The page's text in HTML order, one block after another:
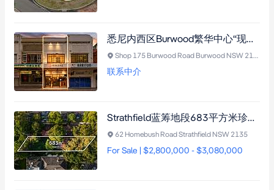
悉尼内西区Burwood繁华中心“现金牛”临街商铺：长期资深租户+全包支出，步行可至火车站、Burwood Plaza和餐饮街，曝光度拉满！
Shop 175 Burwood Road Burwood NSW 2134
联系中介
Strathfield蓝筹地段683平方米珍稀地块，坐拥东北朝向，毗邻名校区与交通枢纽，重建奢华宅邸良机（需市政厅批准）
62 Homebush Road Strathfield NSW 2135
For Sale | $2,800,000 - $3,080,000